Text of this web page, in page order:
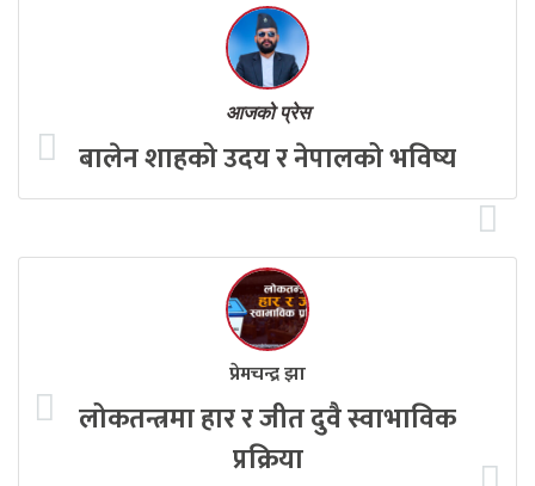
आजको प्रेस
बालेन शाहको उदय र नेपालको भविष्य
प्रेमचन्द्र झा
लोकतन्त्रमा हार र जीत दुवै स्वाभाविक
प्रक्रिया